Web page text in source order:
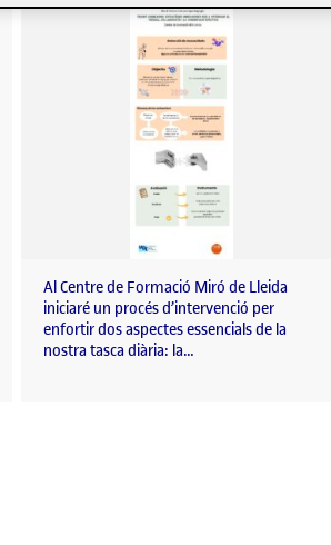
Al Centre de Formació Miró de Lleida
iniciaré un procés d’intervenció per
enfortir dos aspectes essencials de la
nostra tasca diària: la…